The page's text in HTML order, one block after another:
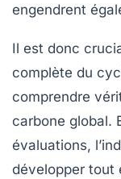
engendrent
Il est donc
complète du
comprendre
carbone global.
évaluations,
développer tout